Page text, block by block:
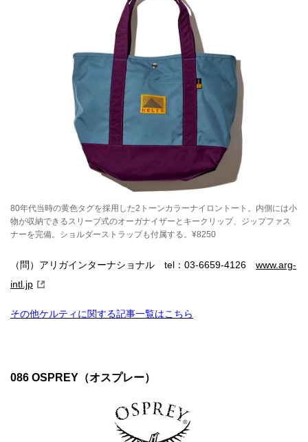
80年代当時の黄色タグを採用した2トーンカラーナイロントート。内側には小
物が収納できるスリーブ式のオーガナイザーとキークリップ、ジップファス
ナーを完備。ショルダーストラップも付属する。¥8250
（問）アリガインターナショナル tel：03-6659-4126 www.arg-
intl.jp
その他ケルティに関する記事一覧はこちら
086 OSPREY（オスプレー）